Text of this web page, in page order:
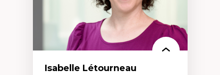
Isabelle Létourneau